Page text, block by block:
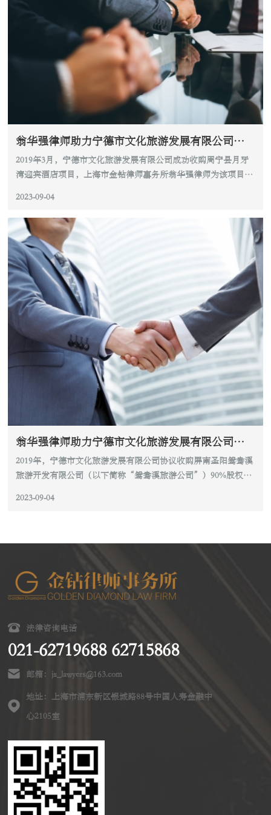
翁华强律师助力宁德市文化旅游发展有限公司完成对周宁县月牙湾迎宾酒店项目的收购
2019年3月，宁德市文化旅游发展有限公司成功收购周宁县月牙
湾迎宾酒店项目，上海市金钻律师事务所翁华强律师为该项目收
2023-09-04
翁华强律师助力宁德市文化旅游发展有限公司完成股权收购
2019年，宁德市文化旅游发展有限公司协议收购屏南圣阳鸳鸯溪
旅游开发有限公司（以下简称“鸳鸯溪旅游公司”）90%股权、
2023-09-04
法律咨询电话
021-62719688 62715868
邮箱：jz_lawyers@163.com
地址：上海市浦东新区银城路88号中国人寿金融中
心2105室